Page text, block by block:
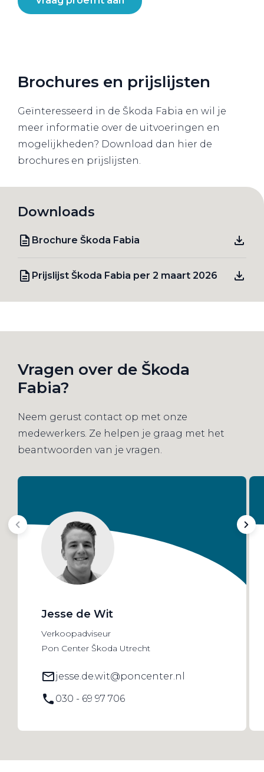
Brochures en prijslijsten
Geïnteresseerd in de Škoda Fabia en wil je
meer informatie over de uitvoeringen en
mogelijkheden? Download dan hier de
brochures en prijslijsten.
Downloads
Brochure Škoda Fabia
Prijslijst Škoda Fabia per 2 maart 2026
Vragen over de Škoda
Fabia?
Neem gerust contact op met onze
medewerkers. Ze helpen je graag met het
beantwoorden van je vragen.
Jesse de Wit
Verkoopadviseur
Pon Center Škoda Utrecht
jesse.de.wit@poncenter.nl
030 - 69 97 706